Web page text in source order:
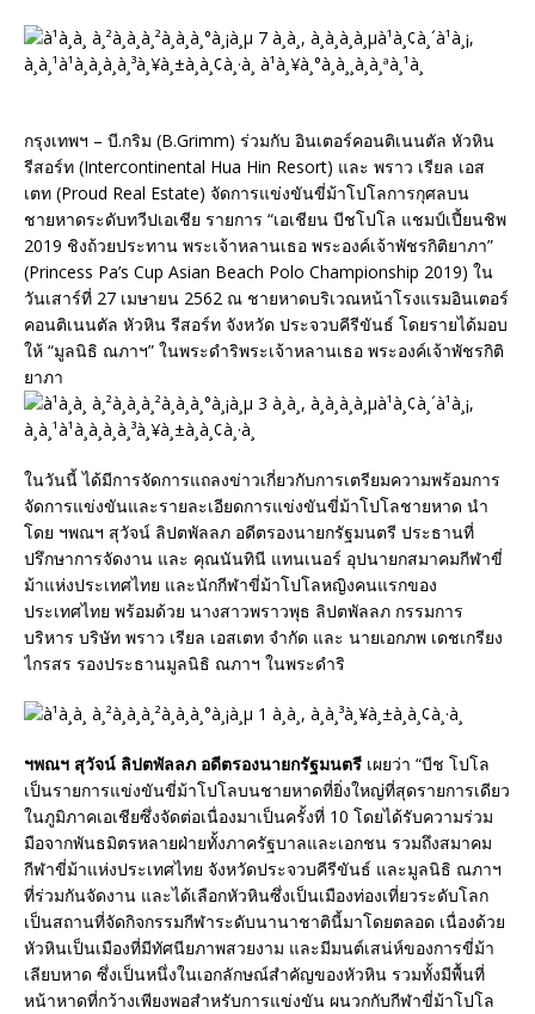
กรุงเทพฯ – บี.กริม (B.Grimm) ร่วมกับ อินเตอร์คอนติเนนตัล หัวหิน
รีสอร์ท (Intercontinental Hua Hin Resort) และ พราว เรียล เอส
เตท (Proud Real Estate) จัดการแข่งขันขี่ม้าโปโลการกุศลบน
ชายหาดระดับทวีปเอเชีย รายการ “เอเชียน บีชโปโล แชมป์เปี้ยนชิพ
2019 ชิงถ้วยประทาน พระเจ้าหลานเธอ พระองค์เจ้าพัชรกิติยาภา”
(Princess Pa’s Cup Asian Beach Polo Championship 2019) ใน
วันเสาร์ที่ 27 เมษายน 2562 ณ ชายหาดบริเวณหน้าโรงแรมอินเตอร์
คอนติเนนตัล หัวหิน รีสอร์ท จังหวัด ประจวบคีรีขันธ์ โดยรายได้มอบ
ให้ “มูลนิธิ ณภาฯ” ในพระดำริพระเจ้าหลานเธอ พระองค์เจ้าพัชรกิติ
ยาภา
ในวันนี้ ได้มีการจัดการแถลงข่าวเกี่ยวกับการเตรียมความพร้อมการ
จัดการแข่งขันและรายละเอียดการแข่งขันขี่ม้าโปโลชายหาด นำ
โดย ฯพณฯ สุวัจน์ ลิปตพัลลภ อดีตรองนายกรัฐมนตรี ประธานที่
ปรึกษาการจัดงาน และ คุณนันทินี แทนเนอร์ อุปนายกสมาคมกีฬาขี่
ม้าแห่งประเทศไทย และนักกีฬาขี่ม้าโปโลหญิงคนแรกของ
ประเทศไทย พร้อมด้วย นางสาวพราวพุธ ลิปตพัลลภ กรรมการ
บริหาร บริษัท พราว เรียล เอสเตท จำกัด และ นายเอกภพ เดชเกรียง
ไกรสร รองประธานมูลนิธิ ณภาฯ ในพระดำริ
ฯพณฯ สุวัจน์ ลิปตพัลลภ อดีตรองนายกรัฐมนตรี เผยว่า “บีช โปโล
เป็นรายการแข่งขันขี่ม้าโปโลบนชายหาดที่ยิ่งใหญ่ที่สุดรายการเดียว
ในภูมิภาคเอเชียซึ่งจัดต่อเนื่องมาเป็นครั้งที่ 10 โดยได้รับความร่วม
มือจากพันธมิตรหลายฝ่ายทั้งภาครัฐบาลและเอกชน รวมถึงสมาคม
กีฬาขี่ม้าแห่งประเทศไทย จังหวัดประจวบคีรีขันธ์ และมูลนิธิ ณภาฯ
ที่ร่วมกันจัดงาน และได้เลือกหัวหินซึ่งเป็นเมืองท่องเที่ยวระดับโลก
เป็นสถานที่จัดกิจกรรมกีฬาระดับนานาชาตินี้มาโดยตลอด เนื่องด้วย
หัวหินเป็นเมืองที่มีทัศนียภาพสวยงาม และมีมนต์เสน่ห์ของการขี่ม้า
เลียบหาด ซึ่งเป็นหนึ่งในเอกลักษณ์สำคัญของหัวหิน รวมทั้งมีพื้นที่
หน้าหาดที่กว้างเพียงพอสำหรับการแข่งขัน ผนวกกับกีฬาขี่ม้าโปโล